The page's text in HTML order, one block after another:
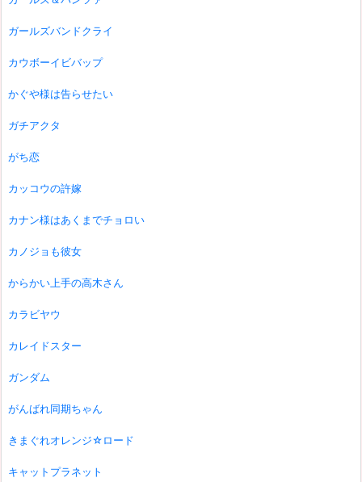
ガールズバンドクライ
カウボーイビバップ
かぐや様は告らせたい
ガチアクタ
がち恋
カッコウの許嫁
カナン様はあくまでチョロい
カノジョも彼女
からかい上手の高木さん
カラビヤウ
カレイドスター
ガンダム
がんばれ同期ちゃん
きまぐれオレンジ☆ロード
キャットプラネット